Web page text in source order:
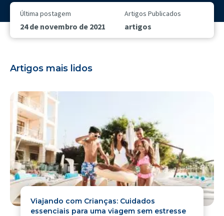
Última postagem
24 de novembro de 2021
Artigos Publicados
artigos
Artigos mais lidos
Viajando com Crianças: Cuidados
essenciais para uma viagem sem estresse